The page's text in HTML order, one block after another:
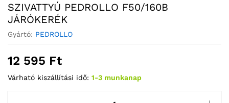
SZIVATTYÚ PEDROLLO F50/160B
JÁRÓKERÉK
Gyártó: PEDROLLO
12 595 Ft
Várható kiszállítási idő: 1-3 munkanap